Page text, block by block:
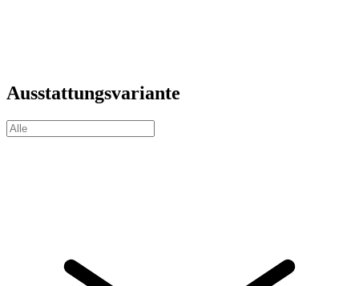
Ausstattungsvariante